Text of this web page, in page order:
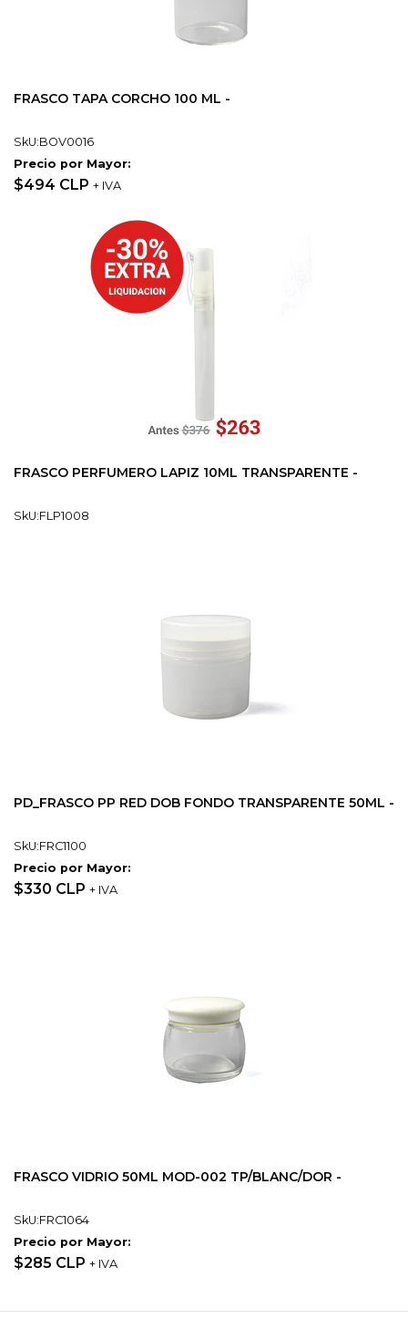
FRASCO TAPA CORCHO 100 ML -
SkU:BOV0016
Precio por Mayor:
$494 CLP + IVA
FRASCO PERFUMERO LAPIZ 10ML TRANSPARENTE -
SkU:FLP1008
PD_FRASCO PP RED DOB FONDO TRANSPARENTE 50ML -
SkU:FRC1100
Precio por Mayor:
$330 CLP + IVA
FRASCO VIDRIO 50ML MOD-002 TP/BLANC/DOR -
SkU:FRC1064
Precio por Mayor:
$285 CLP + IVA